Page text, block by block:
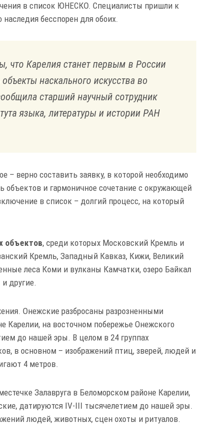
в список ЮНЕСКО. Специалисты пришли к
бесспорен для обоих.
что Карелия станет первым в России
наскального искусства во
старший научный сотрудник
языка, литературы и истории РАН
– верно составить заявку, в которой необходимо
объектов и гармоничное сочетание с окружающей
в список – долгий процесс, на который
объектов, среди которых Московский Кремль и
Кремль, Западный Кавказ, Кижи, Великий
леса Коми и вулканы Камчатки, озеро Байкал
другие.
Онежские разбросаны разрозненными
Карелии, на восточном побережье Онежского
до нашей эры. В целом в 24 группах
в основном – изображений птиц, зверей, людей и
4 метров.
Залавруга в Беломорском районе Карелии,
датируются IV-III тысячелетием до нашей эры.
людей, животных, сцен охоты и ритуалов.